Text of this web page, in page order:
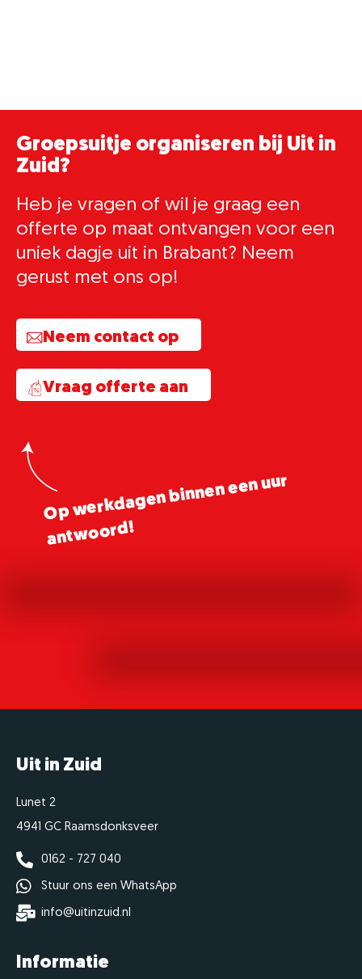
Groepsuitje organiseren bij Uit in
Zuid?
Heb je vragen of wil je graag een
offerte op maat ontvangen voor een
uniek dagje uit in Brabant? Neem
gerust met ons op!
Neem contact op
Vraag offerte aan
Op
werkdagen binnen een uur
ant
woord!
Uit in Zuid
Lunet 2
4941 GC Raamsdonksveer
0162 - 727 040
Stuur ons een WhatsApp
info@uitinzuid.nl
Informatie